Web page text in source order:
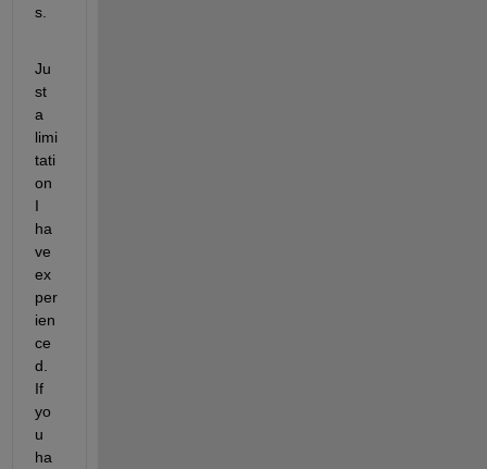
s.
Ju
st
a
limi
tati
on
I
ha
ve
ex
per
ien
ce
d.
If
yo
u
ha